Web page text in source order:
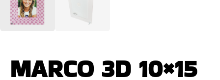
MARCO 3D 10×15